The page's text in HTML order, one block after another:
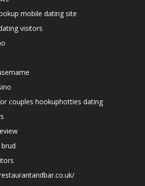
mobile dating site
visitors
couples hookuphotties dating